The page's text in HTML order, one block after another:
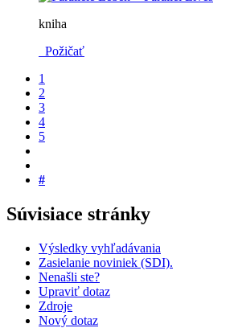
kniha
Požičať
1
2
3
4
5
#
Súvisiace stránky
Výsledky vyhľadávania
Zasielanie noviniek (SDI).
Nenašli ste?
Upraviť dotaz
Zdroje
Nový dotaz